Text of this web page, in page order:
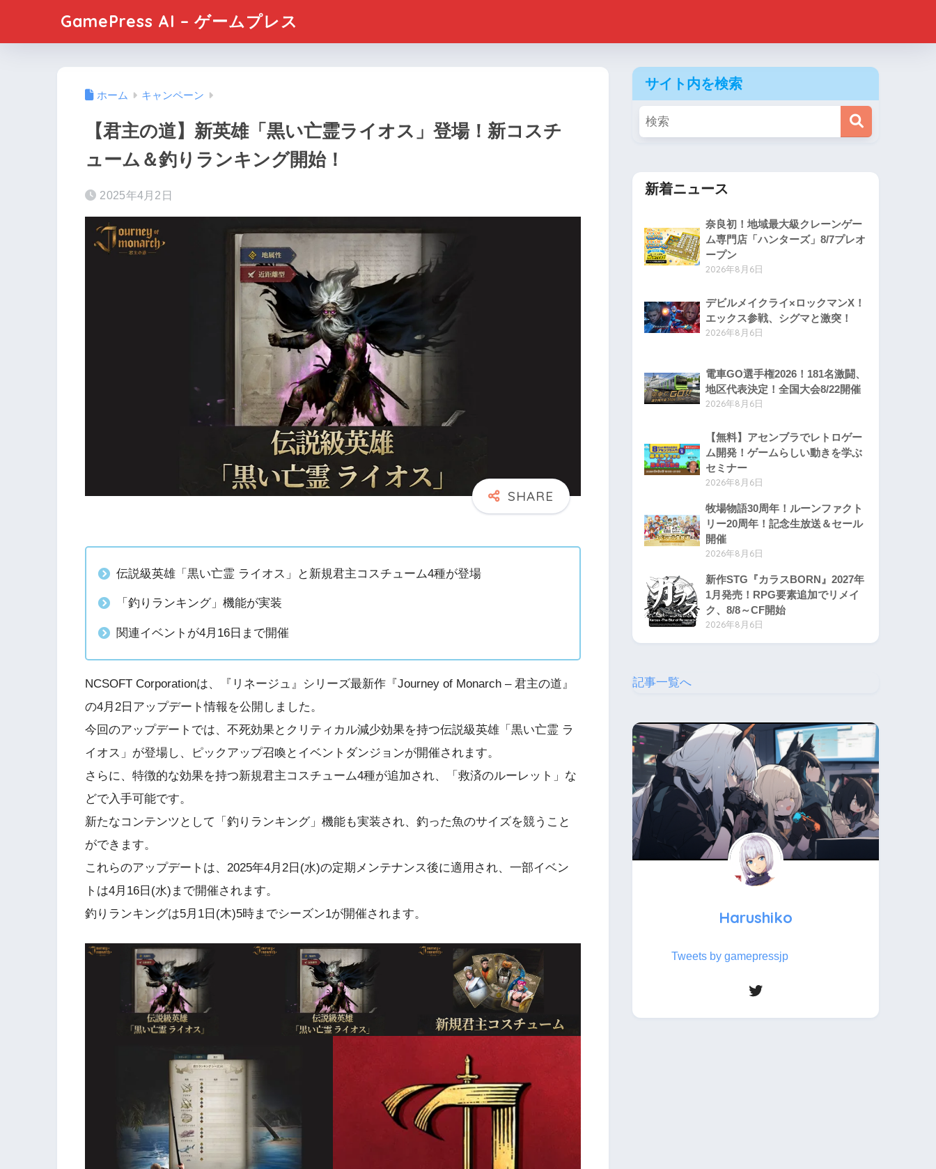
GamePress AI – ゲームプレス
ホーム キャンペーン
【君主の道】新英雄「黒い亡霊ライオス」登場！新コスチ
ューム＆釣りランキング開始！
2025年4月2日
伝説級英雄「黒い亡霊 ライオス」と新規君主コスチューム4種が登場
「釣りランキング」機能が実装
関連イベントが4月16日まで開催
NCSOFT Corporationは、『リネージュ』シリーズ最新作『Journey of Monarch – 君主の道』
の4月2日アップデート情報を公開しました。
今回のアップデートでは、不死効果とクリティカル減少効果を持つ伝説級英雄「黒い亡霊 ラ
イオス」が登場し、ピックアップ召喚とイベントダンジョンが開催されます。
さらに、特徴的な効果を持つ新規君主コスチューム4種が追加され、「救済のルーレット」な
どで入手可能です。
新たなコンテンツとして「釣りランキング」機能も実装され、釣った魚のサイズを競うこと
ができます。
これらのアップデートは、2025年4月2日(水)の定期メンテナンス後に適用され、一部イベン
トは4月16日(水)まで開催されます。
釣りランキングは5月1日(木)5時までシーズン1が開催されます。
サイト内を検索
新着ニュース
奈良初！地域最大級クレーンゲー
ム専門店「ハンターズ」8/7プレオ
ープン
2026年8月6日
デビルメイクライ×ロックマンX！
エックス参戦、シグマと激突！
2026年8月6日
電車GO選手権2026！181名激闘、
地区代表決定！全国大会8/22開催
2026年8月6日
【無料】アセンブラでレトロゲー
ム開発！ゲームらしい動きを学ぶ
セミナー
2026年8月6日
牧場物語30周年！ルーンファクト
リー20周年！記念生放送＆セール
開催
2026年8月6日
新作STG『カラスBORN』2027年
1月発売！RPG要素追加でリメイ
ク、8/8～CF開始
2026年8月6日
記事一覧へ
Harushiko
Tweets by gamepressjp